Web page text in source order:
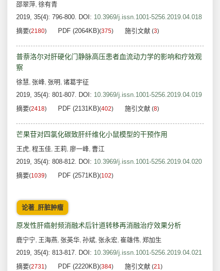
邵翠萍, 徐有青
2019, 35(4): 796-800. DOI: 10.3969/j.issn.1001-5256.2019.04.018
摘要(2180) PDF (2064KB)(375) 施引文献 (3)
普萘洛尔对肝硬化门静脉高压患者血流动力学的影响和疗效观
察
徐慧, 张峰, 张明 , 诸葛宇征
2019, 35(4): 801-807. DOI: 10.3969/j.issn.1001-5256.2019.04.019
摘要(2418) PDF (2131KB)(402) 施引文献 (8)
芒果苷对四氯化碳致肝纤维化小鼠模型的干预作用
王虎, 程玉佳, 王莉, 廖一峰, 曹江
2019, 35(4): 808-812. DOI: 10.3969/j.issn.1001-5256.2019.04.020
摘要(1039) PDF (2571KB)(102)
论著_肝脏肿瘤
原发性肝癌射频消融术后针道转移再消融治疗效果分析
鹿宁宁, 王海燕, 张英华, 孙斌, 张永宏, 崔雄伟, 郑加生
2019, 35(4): 813-817. DOI: 10.3969/j.issn.1001-5256.2019.04.021
摘要(2731) PDF (2220KB)(384) 施引文献 (21)